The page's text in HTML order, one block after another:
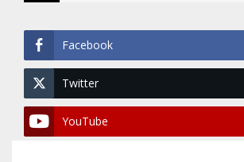
Facebook
Twitter
YouTube